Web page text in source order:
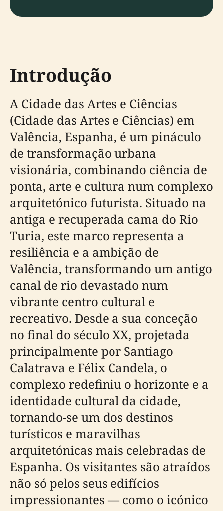
Introdução
A Cidade das Artes e Ciências
(Cidade das Artes e Ciências) em
Valência, Espanha, é um pináculo
de transformação urbana
visionária, combinando ciência de
ponta, arte e cultura num complexo
arquitetónico futurista. Situado na
antiga e recuperada cama do Rio
Turia, este marco representa a
resiliência e a ambição de
Valência, transformando um antigo
canal de rio devastado num
vibrante centro cultural e
recreativo. Desde a sua conceção
no final do século XX, projetada
principalmente por Santiago
Calatrava e Félix Candela, o
complexo redefiniu o horizonte e a
identidade cultural da cidade,
tornando-se um dos destinos
turísticos e maravilhas
arquitetónicas mais celebradas de
Espanha. Os visitantes são atraídos
não só pelos seus edifícios
impressionantes — como o icónico